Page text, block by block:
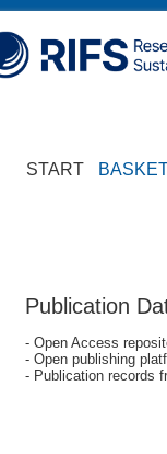
START
Publication
- Open Access
- Open publishing
- Publication records